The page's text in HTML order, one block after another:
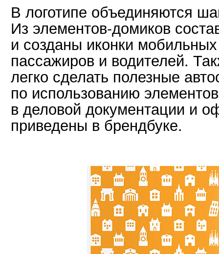
В логотипе объединяются
Из элементов-домиков
и созданы иконки
пассажиров и водителей.
легко сделать полезные
по использованию
в деловой документации и
приведены в брендбуке.